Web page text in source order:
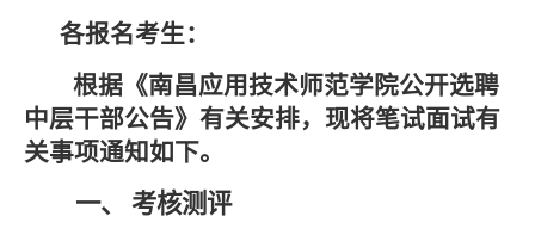
各报名考生：
根据《南昌应用技术师范学院公开选聘
中层干部公告》有关安排，现将笔试面试有
关事项通知如下。
一、
考核测评